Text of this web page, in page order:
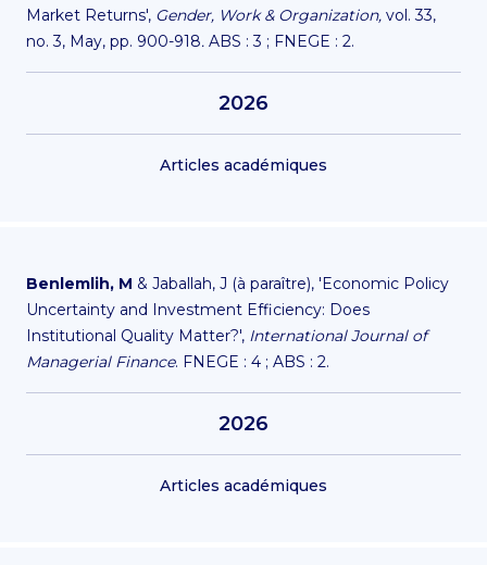
Market Returns', Gender, Work & Organization, vol. 33,
no. 3, May, pp. 900-918. ABS : 3 ; FNEGE : 2.
2026
Articles académiques
Benlemlih, M & Jaballah, J (à paraître), 'Economic Policy
Uncertainty and Investment Efficiency: Does
Institutional Quality Matter?', International Journal of
Managerial Finance. FNEGE : 4 ; ABS : 2.
2026
Articles académiques